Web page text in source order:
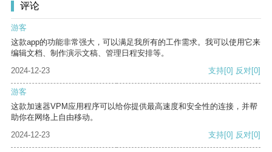
评论
游客
这款app的功能非常强大，可以满足我所有的工作需求。我可以使用它来
编辑文档、制作演示文稿、管理日程安排等。
2024-12-23
支持[0] 反对[0]
游客
这款加速器VPM应用程序可以给你提供最高速度和安全性的连接，并帮
助你在网络上自由移动。
2024-12-23
支持[0] 反对[0]